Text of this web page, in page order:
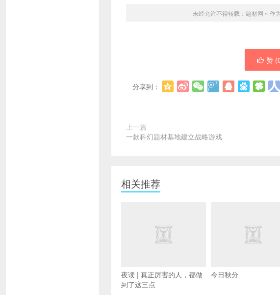
未经允许不得转载： 题材网 » 作
赞 (
分享到：
上一篇
一款科幻题材基地建立战略游戏
相关推荐
夜读 | 真正厉害的人，都做
到了这三点
今日秋分